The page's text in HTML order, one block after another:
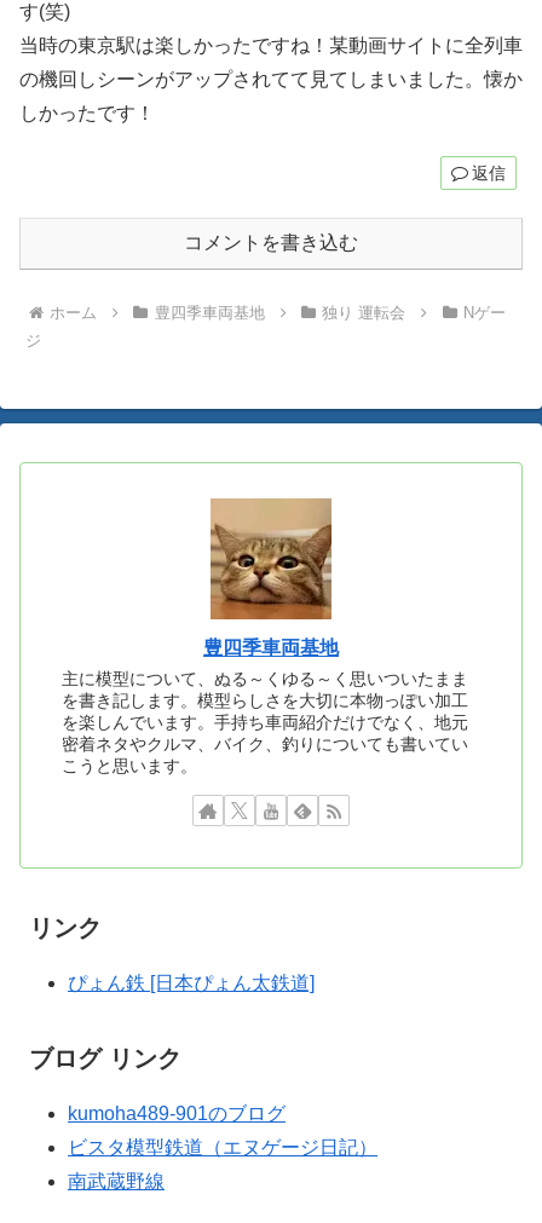
す(笑)
当時の東京駅は楽しかったですね！某動画サイトに全列車
の機回しシーンがアップされてて見てしまいました。懐か
しかったです！
返信
コメントを書き込む
ホーム 豊四季車両基地 独り 運転会
Nゲー
ジ
豊四季車両基地
主に模型について、ぬる～くゆる～く思いついたまま
を書き記します。模型らしさを大切に本物っぽい加工
を楽しんでいます。手持ち車両紹介だけでなく、地元
密着ネタやクルマ、バイク、釣りについても書いてい
こうと思います。
リンク
ぴょん鉄 [日本ぴょん太鉄道]
ブログ リンク
kumoha489-901のブログ
ビスタ模型鉄道（エヌゲージ日記）
南武蔵野線